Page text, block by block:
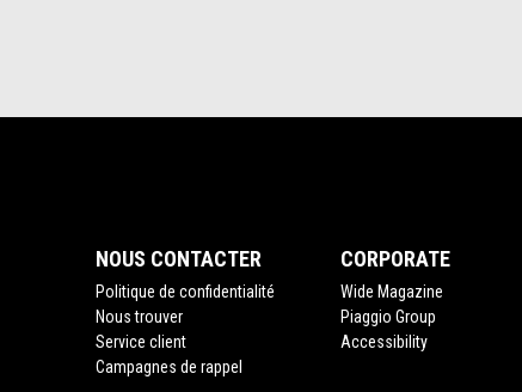
NOUS CONTACTER
Politique de confidentialité
Nous trouver
Service client
Campagnes de rappel
CORPORATE
Wide Magazine
Piaggio Group
Accessibility